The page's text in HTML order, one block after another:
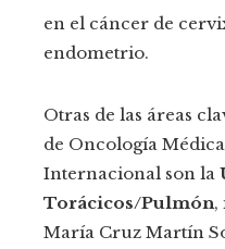
en el cáncer de
endometrio.
Otras de las áreas
de Oncología
Internacional son la
Torácicos/Pulmón,
María Cruz Martín